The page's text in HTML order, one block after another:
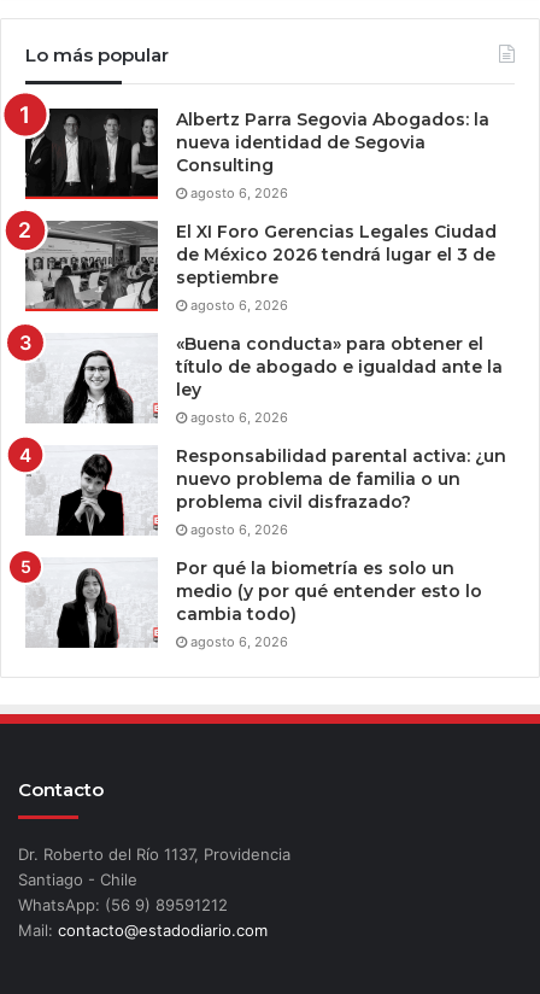
Lo más popular
Albertz Parra Segovia Abogados: la
nueva identidad de Segovia
Consulting
agosto 6, 2026
El XI Foro Gerencias Legales Ciudad
de México 2026 tendrá lugar el 3 de
septiembre
agosto 6, 2026
«Buena conducta» para obtener el
título de abogado e igualdad ante la
ley
agosto 6, 2026
Responsabilidad parental activa: ¿un
nuevo problema de familia o un
problema civil disfrazado?
agosto 6, 2026
Por qué la biometría es solo un
medio (y por qué entender esto lo
cambia todo)
agosto 6, 2026
Contacto
Dr. Roberto del Río 1137, Providencia
Santiago - Chile
WhatsApp: (56 9) 89591212
Mail: contacto@estadodiario.com